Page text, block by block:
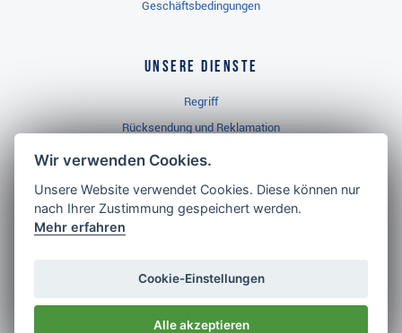
Rücksendung und Reklamation
Golf Brothers.de
Neuheiten
Video
Impressum
Wir verwenden Cookies.
Unsere Website verwendet Cookies. Diese können nur
nach Ihrer Zustimmung gespeichert werden.
Mehr erfahren
Cookie-Einstellungen
Alle akzeptieren